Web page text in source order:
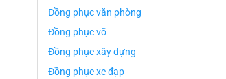
Đồng phục văn phòng
Đồng phục võ
Đồng phục xây dựng
Đồng phục xe đạp